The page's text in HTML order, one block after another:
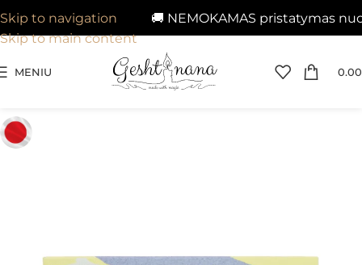
🚚 NEMOKAMAS pristatymas nuo
Skip to navigation
Skip to main content
MENIU 0.00